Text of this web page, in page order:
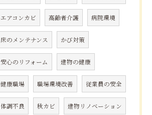
エアコンカビ 高齢者介護 病院環境
床のメンテナンス かび対策
安心のリフォーム 建物の健康
健康職場 職場環境改善 従業員の安全
体調不良 秋カビ 建物リノベーション